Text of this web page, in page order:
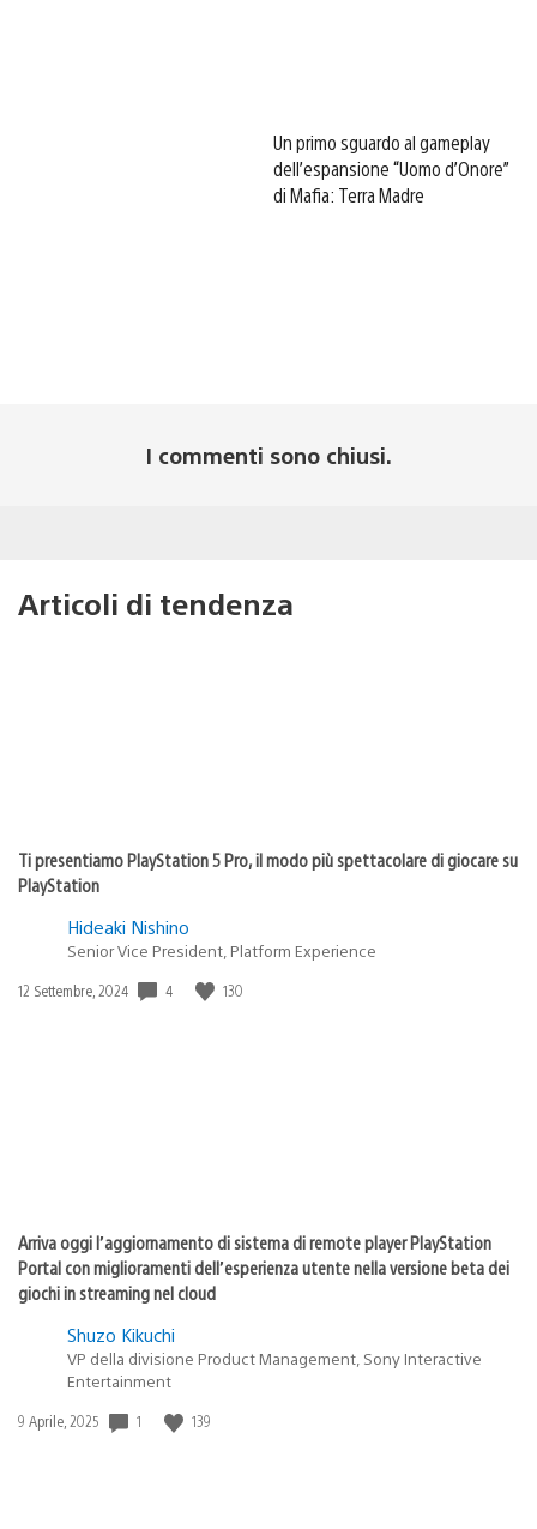
Un primo sguardo al gameplay
dell’espansione “Uomo d’Onore”
di Mafia: Terra Madre
I commenti sono chiusi.
Articoli di tendenza
Ti presentiamo PlayStation 5 Pro, il modo più spettacolare di giocare su
PlayStation
Hideaki Nishino
Senior Vice President, Platform Experience
Data
12 Settembre, 2024 4 130
Arriva oggi l’aggiornamento di sistema di remote player PlayStation
Portal con miglioramenti dell’esperienza utente nella versione beta dei
giochi in streaming nel cloud
Shuzo Kikuchi
VP della divisione Product Management, Sony Interactive
Entertainment
Data
9 Aprile, 2025 1 139